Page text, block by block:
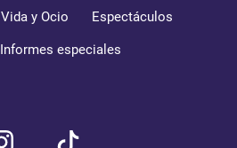
Vida y Ocio Espectáculos
Informes especiales